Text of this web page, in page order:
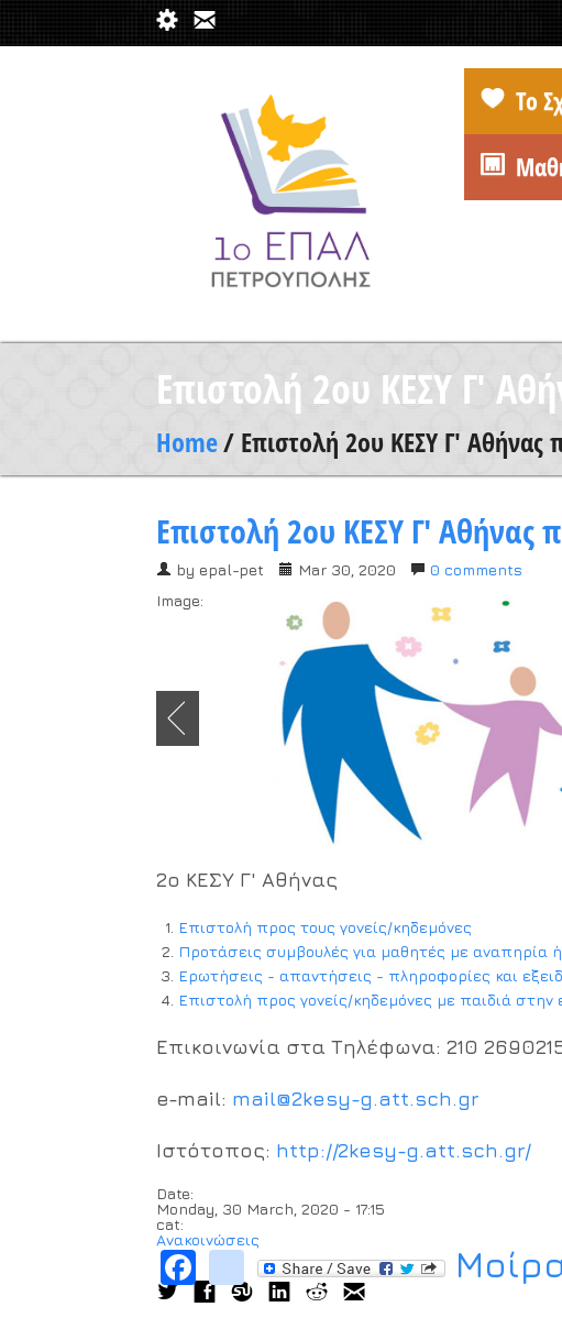
Το
Επιστολή 2ου ΚΕΣΥ Γ'
Home/ Επιστολή 2ου ΚΕΣΥ Γ' Αθήνας
Επιστολή 2ου ΚΕΣΥ Γ' Αθήνας
by epal-pet Mar 30, 2020
0 comments
Image:
2ο ΚΕΣΥ Γ' Αθήνας
Επιστολή προς τους γονείς/κηδεμόνες
Προτάσεις συμβουλές για μαθητές με αναπηρία ή
Ερωτήσεις - απαντήσεις - πληροφορίες και
Επιστολή προς γονείς/κηδεμόνες με παιδιά στην
Επικοινωνία στα Τηλέφωνα: 210
e-mail: mail@2kesy-g.att.sch.gr
Ιστότοπος: http://2kesy-g.att.sch.gr/
Date:
Monday, 30 March, 2020 - 17:15
cat:
Ανακοινώσεις
Facebook
instagram